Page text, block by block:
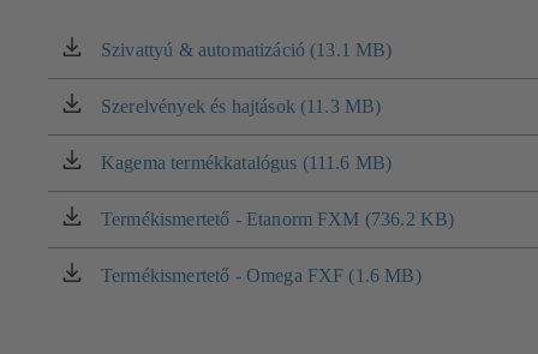
Szivattyú & automatizáció (13.1 MB)
(új
lapon
nyílik
Szerelvények és hajtások (11.3 MB)
(új
lapon
nyílik
Kagema termékkatalógus (111.6 MB)
(új
lapon
nyílik
Termékismertető - Etanorm FXM (736.2 KB)
(új
lapon
nyílik
Termékismertető - Omega FXF (1.6 MB)
(új